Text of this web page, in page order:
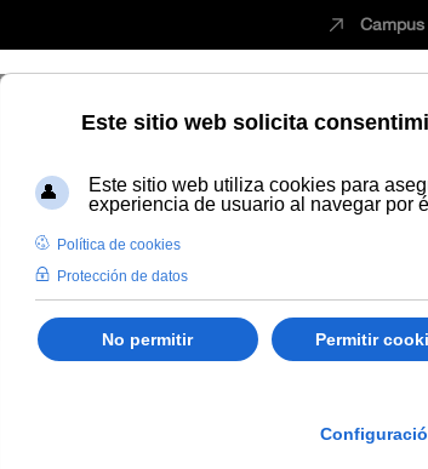
posesión como rector de la Universidad